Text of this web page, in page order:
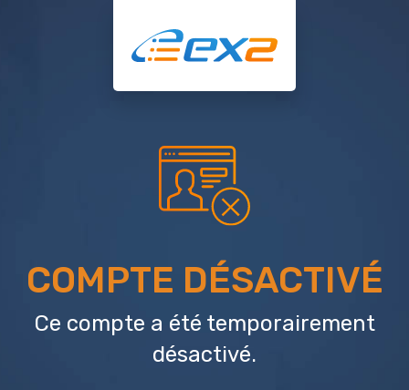
COMPTE DÉSACTIVÉ
Ce compte a été temporairement
désactivé.